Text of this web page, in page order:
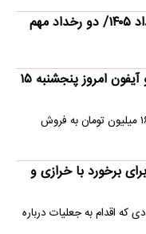
تحلیل قیمت طلا در هفته میانی مرداد ۱۴۰۵/ دو رخداد مهم
قیمت گوشی سامسونگ، شیائومی و آیفون امروز پنجشنبه ۱۵
ارزان‌ترین گوشی اپل در بازار موبایل با قیمت ۱۶۰ میلیون تومان به فروش
برخورد با خرازی و
که اقدام به جعلیات درباره